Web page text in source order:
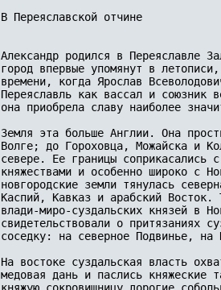
В Переяславской отчине
Александр родился в Переяславле
город впервые упомянут в
времени, когда Ярослав
Переяславль как вассал и союзник
она приобрела славу наиболее
Земля эта больше Англии. Она
Волге; до Гороховца, Можайска и
севере. Ее границы соприкасались
княжествами и особенно широко с
новгородские земли тянулась
Каспий, Кавказ и арабский Восток.
влади-миро-суздальских князей в
свидетельствовали о притязаниях
соседку: на северное Подвинье, на
На востоке суздальская власть
медовая дань и паслись княжеские